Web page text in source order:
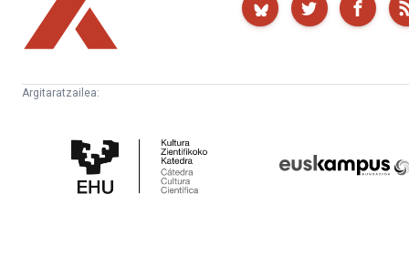
Argitaratzailea:
Zientifikoko
Katedra